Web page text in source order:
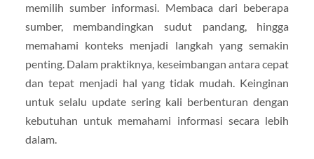
memilih sumber informasi. Membaca dari beberapa
sumber, membandingkan sudut pandang, hingga
memahami konteks menjadi langkah yang semakin
penting. Dalam praktiknya, keseimbangan antara cepat
dan tepat menjadi hal yang tidak mudah. Keinginan
untuk selalu update sering kali berbenturan dengan
kebutuhan untuk memahami informasi secara lebih
dalam.